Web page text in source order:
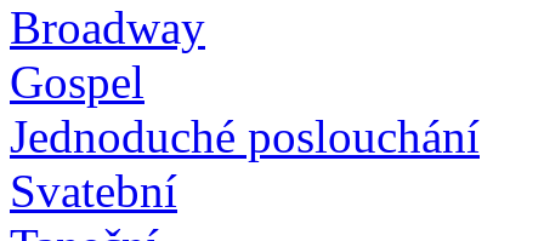
Broadway
Gospel
Jednoduché poslouchání
Svatební